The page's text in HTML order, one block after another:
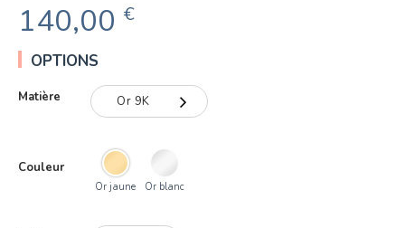
140,00 €
OPTIONS
Matière Or 9K
Or 18K
Couleur
Or jaune Or blanc